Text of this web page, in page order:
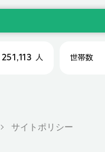
251,113 人 世帯数
サイトポリシー